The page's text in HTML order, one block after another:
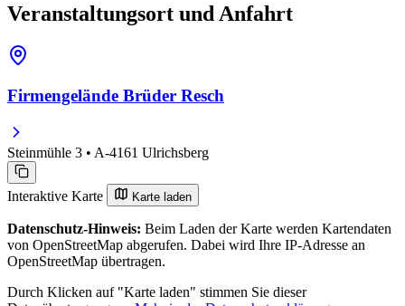
Veranstaltungsort und Anfahrt
Firmengelände Brüder Resch
Steinmühle 3 • A-4161 Ulrichsberg
Interaktive Karte Karte laden
Datenschutz-Hinweis: Beim Laden der Karte werden Kartendaten
von OpenStreetMap abgerufen. Dabei wird Ihre IP-Adresse an
OpenStreetMap übertragen.
Durch Klicken auf "Karte laden" stimmen Sie dieser